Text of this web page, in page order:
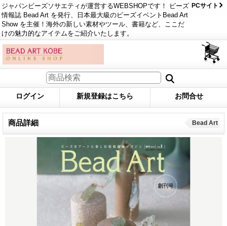
ジャパンビーズソサエティが運営するWEBSHOPです！ ビーズ
情報誌 Bead Art を発行、日本最大級のビーズイベントBead Art
Show を主催！海外の新しい素材やツール、書籍など、ここだ
けの魅力的なアイテムをご紹介いたします。
PCサイト
ログイン 新規登録はこちら お問合せ
商品詳細 Bead Art